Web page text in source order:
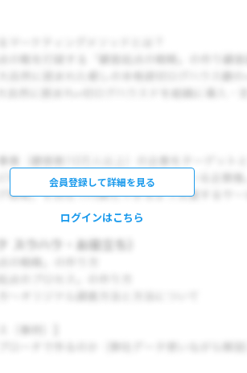
会員登録して詳細を見る
ログインはこちら